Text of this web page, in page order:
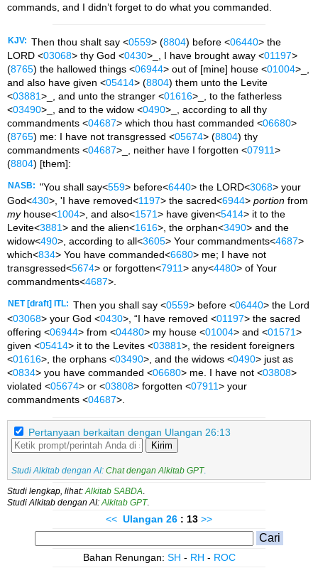
commands, and I didn’t forget to do what you commanded.
KJV: Then thou shalt say <0559> (8804) before <06440> the
LORD <03068> thy God <0430>_, I have brought away <01197>
(8765) the hallowed things <06944> out of [mine] house <01004>_,
and also have given <05414> (8804) them unto the Levite
<03881>_, and unto the stranger <01616>_, to the fatherless
<03490>_, and to the widow <0490>_, according to all thy
commandments <04687> which thou hast commanded <06680>
(8765) me: I have not transgressed <05674> (8804) thy
commandments <04687>_, neither have I forgotten <07911>
(8804) [them]:
NASB: "You shall say<559> before<6440> the LORD<3068> your
God<430>, 'I have removed<1197> the sacred<6944> portion from
myhouse<1004>, and also<1571> have given<5414> it to the
Levite<3881> and the alien<1616>, the orphan<3490> and the
widow<490>, according to all<3605> Your commandments<4687>
which<834> You have commanded<6680> me; I have not
transgressed<5674> or forgotten<7911> any<4480> of Your
commandments<4687>.
NET [draft] ITL: Then you shall say <0559> before <06440> the Lord
<03068> your God <0430>, “I have removed <01197> the sacred
offering <06944> from <04480> my house <01004> and <01571>
given <05414> it to the Levites <03881>, the resident foreigners
<01616>, the orphans <03490>, and the widows <0490> just as
<0834> you have commanded <06680> me. I have not <03808>
violated <05674> or <03808> forgotten <07911> your
commandments <04687>.
Pertanyaan berkaitan dengan Ulangan 26:13
Kirim
Studi Alkitab dengan AI: Chat dengan Alkitab GPT.
Studi lengkap, lihat: Alkitab SABDA
Studi Alkitab dengan AI: Alkitab GPT.
<< Ulangan 26 : 13 >>
Bahan Renungan: SH - RH - ROC